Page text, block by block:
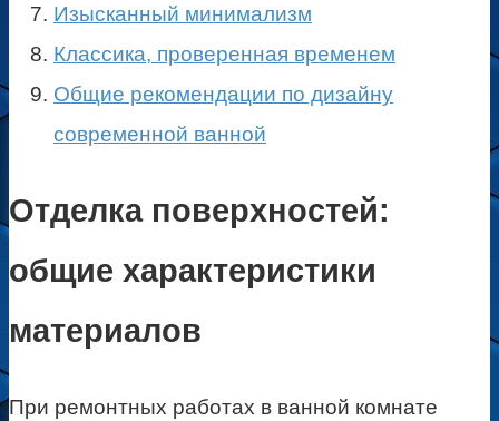
Изысканный минимализм
Классика, проверенная временем
Общие рекомендации по дизайну
современной ванной
Отделка поверхностей:
общие характеристики
материалов
При ремонтных работах в ванной комнате